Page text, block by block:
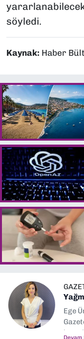
söyledi.
Kaynak: Haber
Ege
hem
Devam